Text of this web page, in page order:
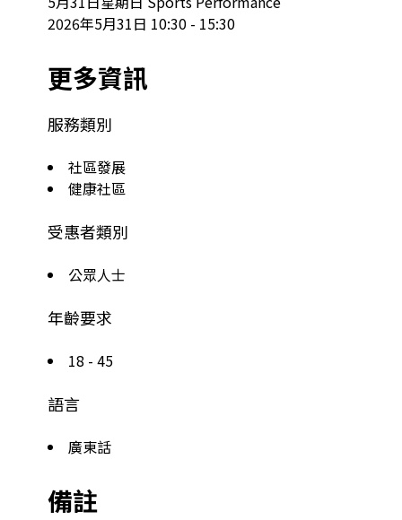
2026年5月31日 10:30 - 15:30
更多資訊
服務類別
社區發展
健康社區
受惠者類別
公眾人士
年齡要求
18 - 45
語言
廣東話
備註